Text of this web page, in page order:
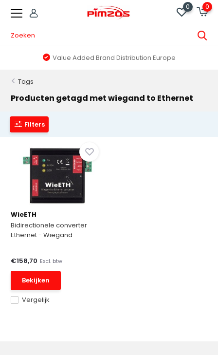
0 0
Value Added Brand Distribution Europe
Tags
Producten getagd met wiegand to Ethernet
Filters
WieETH
Bidirectionele converter
Ethernet - Wiegand
Vergelijk
€158,70 Excl. btw
Bekijken